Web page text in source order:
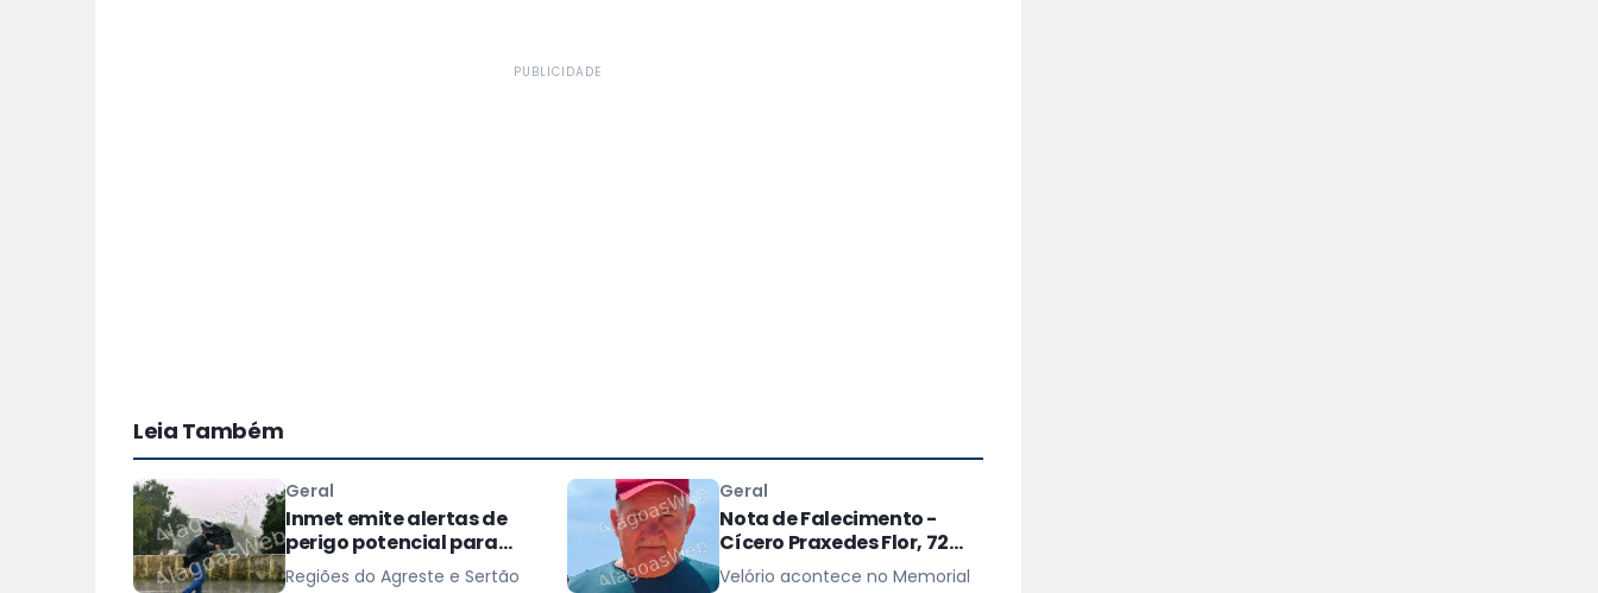
PUBLICIDADE
Leia Também
Geral
Inmet emite alertas de
perigo potencial para
vendaval e baixa umidade
Regiões do Agreste e Sertão
Geral
Nota de Falecimento -
Cícero Praxedes Flor, 72
anos
Velório acontece no Memorial